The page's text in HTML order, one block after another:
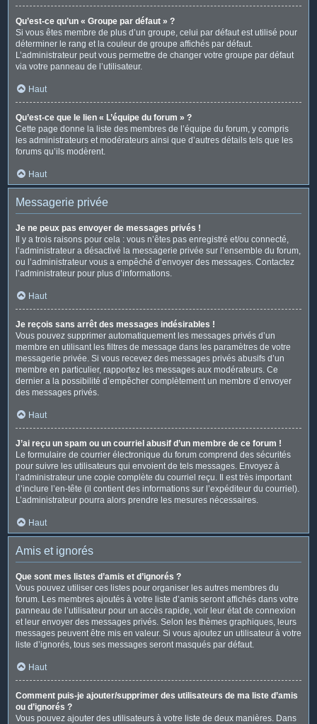
Qu’est-ce qu’un « Groupe par défaut » ?
Si vous êtes membre de plus d’un groupe, celui par défaut est utilisé pour
déterminer le rang et la couleur de groupe affichés par défaut.
L’administrateur peut vous permettre de changer votre groupe par défaut
via votre panneau de l’utilisateur.
Haut
Qu’est-ce que le lien « L’équipe du forum » ?
Cette page donne la liste des membres de l’équipe du forum, y compris
les administrateurs et modérateurs ainsi que d’autres détails tels que les
forums qu’ils modèrent.
Haut
Messagerie privée
Je ne peux pas envoyer de messages privés !
Il y a trois raisons pour cela : vous n’êtes pas enregistré et/ou connecté,
l’administrateur a désactivé la messagerie privée sur l’ensemble du forum,
ou l’administrateur vous a empêché d’envoyer des messages. Contactez
l’administrateur pour plus d’informations.
Haut
Je reçois sans arrêt des messages indésirables !
Vous pouvez supprimer automatiquement les messages privés d’un
membre en utilisant les filtres de message dans les paramètres de votre
messagerie privée. Si vous recevez des messages privés abusifs d’un
membre en particulier, rapportez les messages aux modérateurs. Ce
dernier a la possibilité d’empêcher complètement un membre d’envoyer
des messages privés.
Haut
J’ai reçu un spam ou un courriel abusif d’un membre de ce forum !
Le formulaire de courrier électronique du forum comprend des sécurités
pour suivre les utilisateurs qui envoient de tels messages. Envoyez à
l’administrateur une copie complète du courriel reçu. Il est très important
d’inclure l’en-tête (il contient des informations sur l’expéditeur du courriel).
L’administrateur pourra alors prendre les mesures nécessaires.
Haut
Amis et ignorés
Que sont mes listes d’amis et d’ignorés ?
Vous pouvez utiliser ces listes pour organiser les autres membres du
forum. Les membres ajoutés à votre liste d’amis seront affichés dans votre
panneau de l’utilisateur pour un accès rapide, voir leur état de connexion
et leur envoyer des messages privés. Selon les thèmes graphiques, leurs
messages peuvent être mis en valeur. Si vous ajoutez un utilisateur à votre
liste d’ignorés, tous ses messages seront masqués par défaut.
Haut
Comment puis-je ajouter/supprimer des utilisateurs de ma liste d’amis
ou d’ignorés ?
Vous pouvez ajouter des utilisateurs à votre liste de deux manières. Dans